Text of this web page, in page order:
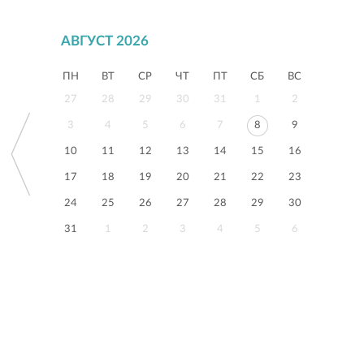
АВГУСТ 2026
ПН ВТ СР ЧТ ПТ СБ ВС
27 28 29 30 31 1 2
3 4 5 6 7 8 9
10 11 12 13 14 15 16
17 18 19 20 21 22 23
24 25 26 27 28 29 30
31 1 2 3 4 5 6